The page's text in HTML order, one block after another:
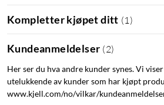
Unisynk 3-porters Global Multi lader
4 utskiftbare veggkontakter (EU, UK,
Oppbevaringspose
Manual
Kompletter kjøpet ditt (1 )
Kundeanmeldelser (2)
Her ser du hva andre kunder synes. Vi
utelukkende av kunder som har kjøpt
www.kjell.com/no/vilkar/